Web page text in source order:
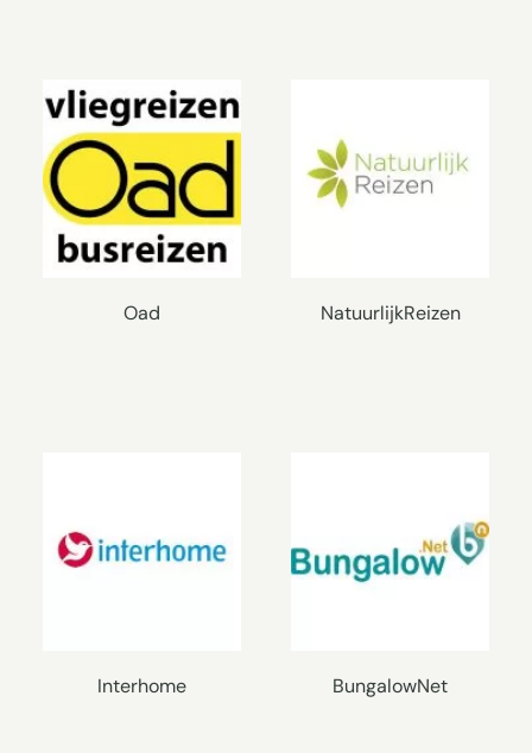
Oad NatuurlijkReizen
Interhome BungalowNet